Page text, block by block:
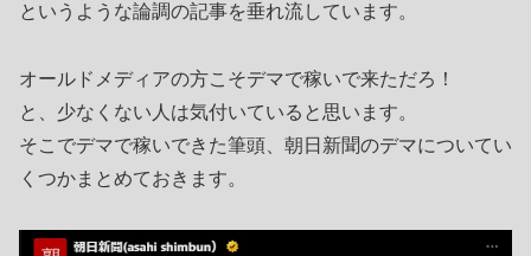
というような論調の記事を垂れ流しています。
オールドメディアの方こそデマで稼いで来ただろ！
と、少なくない人は気付いていると思います。
そこでデマで稼いできた筆頭、朝日新聞のデマについてい
くつかまとめておきます。